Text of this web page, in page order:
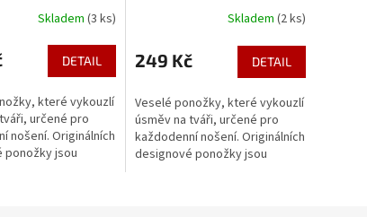
Skladem (3 ks)
DETAIL
které vykouzlí
určené pro
nošení. Originálních
ponožky jsou
Skladem(2 ks)
249 Kč DETAIL
Veselé ponožky, které vykouzlí
úsměv na tváři, určené pro
každodenní nošení. Originálních
designové ponožky jsou